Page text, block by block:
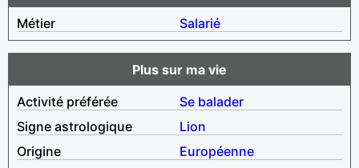
Métier
Salarié
Plus sur ma vie
Activité préférée
Se balader
Signe astrologique
Lion
Origine
Européenne